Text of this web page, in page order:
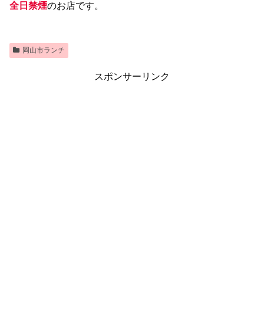
全日禁煙のお店です。
岡山市ランチ
スポンサーリンク